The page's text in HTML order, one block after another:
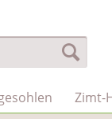
Zimt-